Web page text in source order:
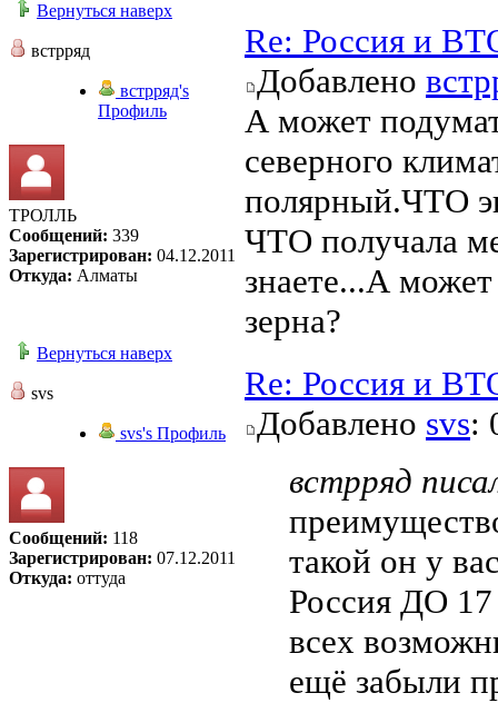
Вернуться наверх
встрряд
встрряд's
Профиль
ТРОЛЛЬ
Сообщений: 339
Зарегистрирован: 04.12.2011
Откуда: Алматы
Re: Россия и
Добавлено
А может
северного
полярный.ЧТО
ЧТО получала
знаете...А
зерна?
Вернуться наверх
svs
svs's Профиль
Сообщений: 118
Зарегистрирован: 07.12.2011
Откуда: оттуда
Re: Россия и
Добавлено svs:
встрряд
такой он у
Россия ДО 17
всех
ещё забыли